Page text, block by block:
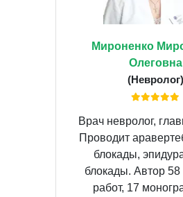
Мироненко
Олеговна
(Невролог)
Врач невролог,
Проводит
блокады,
блокады. Автор
работ, 17